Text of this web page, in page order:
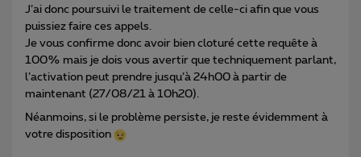
J’ai donc poursuivi le traitement de celle-ci afin que vous
puissiez faire ces appels.
Je vous confirme donc avoir bien cloturé cette requête à
100% mais je dois vous avertir que techniquement parlant,
l’activation peut prendre jusqu’à 24h00 à partir de
maintenant (27/08/21 à 10h20).
Néanmoins, si le problème persiste, je reste évidemment à
votre disposition